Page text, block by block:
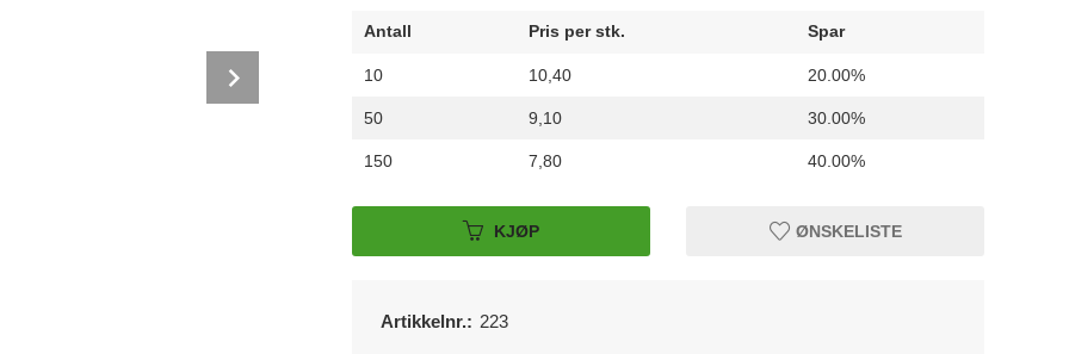
Antall Pris per stk. Spar
10 10,40 20.00%
50 9,10 30.00%
150 7,80 40.00%
KJØP ØNSKELISTE
Artikkelnr.: 223